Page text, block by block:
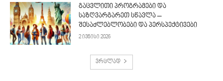
გაცვლითი პროგრამები და
საზღვარგარეთ სწავლა –
შესაძლებლობები და პერსპექტივები
2 ივნისი 2026
ვრცლად